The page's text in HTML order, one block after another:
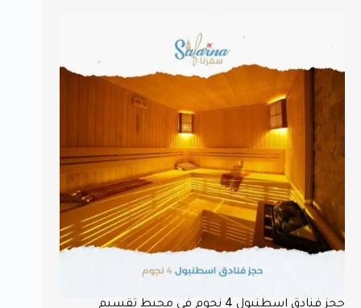
حجز فنادق اسطنبول 4 نجوم فى محيط تقسيم